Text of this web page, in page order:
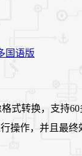
式转换，支
操作，并且最